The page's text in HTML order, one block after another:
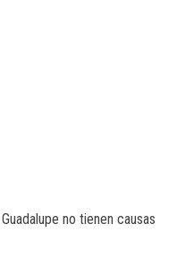
no tienen causas